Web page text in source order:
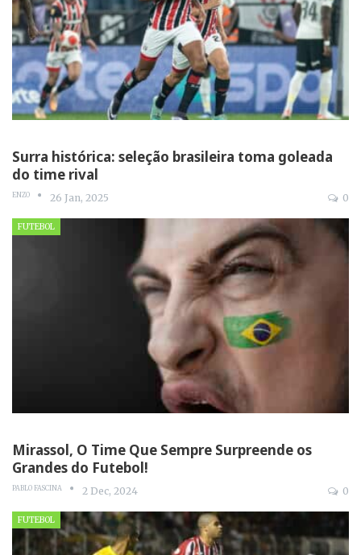
Surra histórica: seleção brasileira toma goleada
do time rival
ENZO 26 Jan, 2025 0
FUTEBOL
Mirassol, O Time Que Sempre Surpreende os
Grandes do Futebol!
PABLO FASCINA 2 Dec, 2024 0
FUTEBOL